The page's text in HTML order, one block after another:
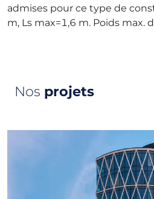
admises pour ce type de
m, Ls max=1,6 m. Poids max.
Nos projets